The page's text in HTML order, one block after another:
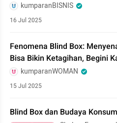
kumparanBISNIS
16 Jul 2025
Fenomena Blind Box:
Bisa Bikin Ketagihan, Begini
kumparanWOMAN
15 Jul 2025
Blind Box dan Budaya